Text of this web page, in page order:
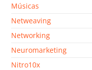
Músicas
Netweaving
Networking
Neuromarketing
Nitro10x